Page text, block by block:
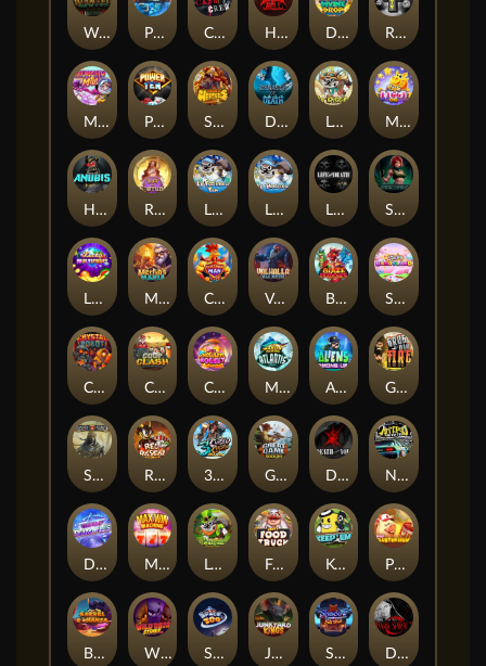
Wanted Dead or a Wild Phoenix Cash Crew Hounds Of Hell Divine Drop RIP City
Munchy Milo Power of 10 Strength Of Hercules Dynasty of Death Le Digger Magic Piggy OG
Hand of Anubis Rise of Fortuna LE FOOTBALL FAN LE HOOLIGAN Life and Death Shadow Treasure
Lucky Multifruit Merlin's Mania Chicken Man Valhalla: Wild Winter Blaze Buddies Sticky Candyland
Crystal Robot Coop Clash Chocolate Rocket Marlin Masters Atlantis Aliens Among Us Grug Make Fire
Sand and Ashes Red Rascal™ 3 Cursed Chests™ Great Game Rockies Death Becomes You Nitro Nights
Dandy Diamonds Max Win Machine Le Prechaun Fred's Food Truck Keep 'em Piggy Cluster Hunt
Barrel Bonanza Wild Dojo Strike Space Zoo Junkyard Kings Shadow Strike Dark Spiral